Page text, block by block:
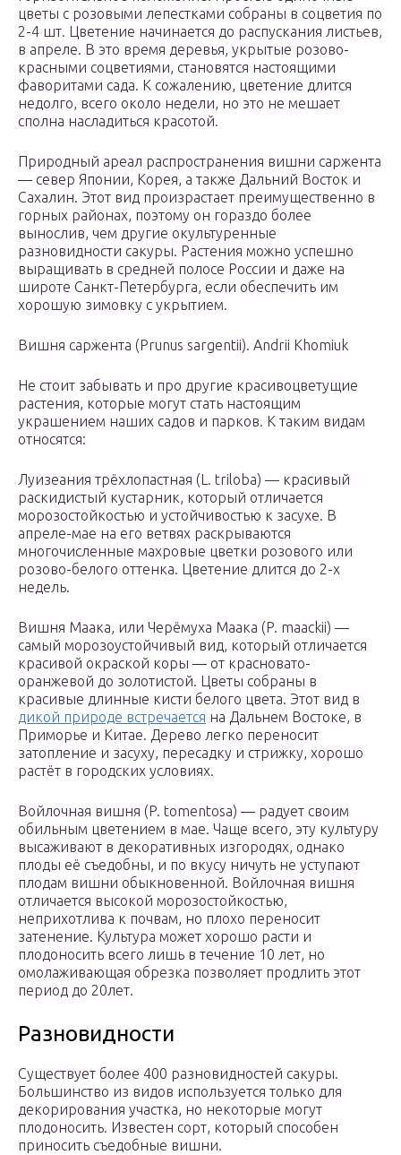
цветы с розовыми лепестками собраны в соцветия по
2-4 шт. Цветение начинается до распускания листьев,
в апреле. В это время деревья, укрытые розово-
красными соцветиями, становятся настоящими
фаворитами сада. К сожалению, цветение длится
недолго, всего около недели, но это не мешает
сполна насладиться красотой.
Природный ареал распространения вишни саржента
— север Японии, Корея, а также Дальний Восток и
Сахалин. Этот вид произрастает преимущественно в
горных районах, поэтому он гораздо более
вынослив, чем другие окультуренные
разновидности сакуры. Растения можно успешно
выращивать в средней полосе России и даже на
широте Санкт-Петербурга, если обеспечить им
хорошую зимовку с укрытием.
Вишня саржента (Prunus sargentii). Andrii Khomiuk
Не стоит забывать и про другие красивоцветущие
растения, которые могут стать настоящим
украшением наших садов и парков. К таким видам
относятся:
Луизеания трёхлопастная (L. triloba) — красивый
раскидистый кустарник, который отличается
морозостойкостью и устойчивостью к засухе. В
апреле-мае на его ветвях раскрываются
многочисленные махровые цветки розового или
розово-белого оттенка. Цветение длится до 2-х
недель.
Вишня Маака, или Черёмуха Маака (P. maackii) —
самый морозоустойчивый вид, который отличается
красивой окраской коры — от красновато-
оранжевой до золотистой. Цветы собраны в
красивые длинные кисти белого цвета. Этот вид в
дикой природе встречается на Дальнем Востоке, в
Приморье и Китае. Дерево легко переносит
затопление и засуху, пересадку и стрижку, хорошо
растёт в городских условиях.
Войлочная вишня (P. tomentosa) — радует своим
обильным цветением в мае. Чаще всего, эту культуру
высаживают в декоративных изгородях, однако
плоды её съедобны, и по вкусу ничуть не уступают
плодам вишни обыкновенной. Войлочная вишня
отличается высокой морозостойкостью,
неприхотлива к почвам, но плохо переносит
затенение. Культура может хорошо расти и
плодоносить всего лишь в течение 10 лет, но
омолаживающая обрезка позволяет продлить этот
период до 20лет.
Разновидности
Существует более 400 разновидностей сакуры.
Большинство из видов используется только для
декорирования участка, но некоторые могут
плодоносить. Известен сорт, который способен
приносить съедобные вишни.